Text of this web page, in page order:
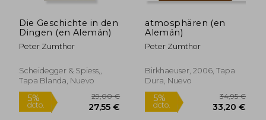
Die Geschichte in den
Dingen (en Alemán)
Peter Zumthor
Scheidegger & Spiess,,
Tapa Blanda, Nuevo
atmosphären (en
Alemán)
Peter Zumthor
Birkhaeuser, 2006, Tapa
Dura, Nuevo